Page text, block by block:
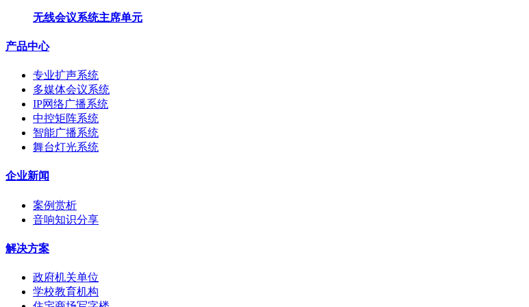
无线会议系统主席单元
产品中心
专业扩声系统
多媒体会议系统
IP网络广播系统
中控矩阵系统
智能广播系统
舞台灯光系统
企业新闻
案例赏析
音响知识分享
解决方案
政府机关单位
学校教育机构